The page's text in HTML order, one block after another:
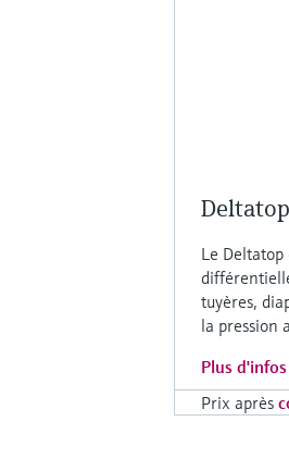
Le Deltatop
tuyères,
la pression
Plus d'infos
Prix après